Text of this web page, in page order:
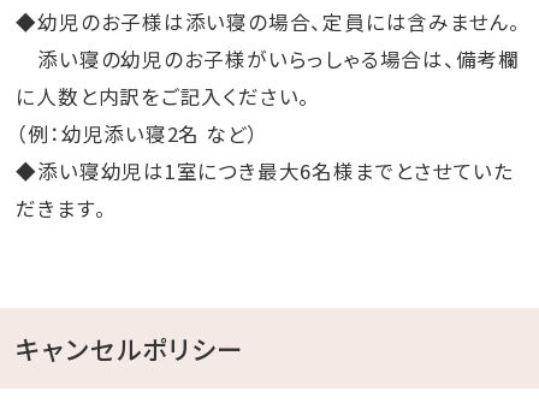
◆幼児のお子様は添い寝の場合、定員には含みません。
添い寝の幼児のお子様がいらっしゃる場合は、備考欄
に人数と内訳をご記入ください。
（例：幼児添い寝2名 など）
◆添い寝幼児は1室につき最大6名様までとさせていた
だきます。
キャンセルポリシー